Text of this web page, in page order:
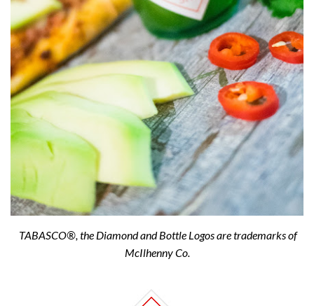
TABASCO®, the Diamond and Bottle Logos are trademarks of
McIlhenny Co.